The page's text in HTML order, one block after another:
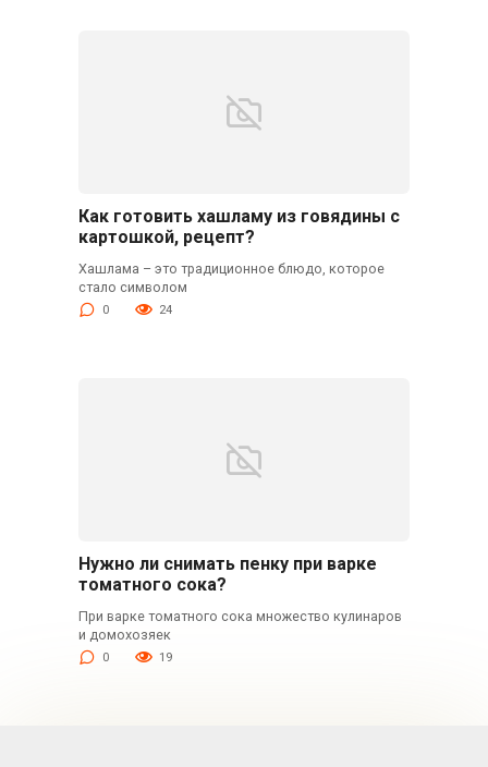
Как готовить хашламу из говядины с
картошкой, рецепт?
Хашлама – это традиционное блюдо, которое
стало символом
0 24
Нужно ли снимать пенку при варке
томатного сока?
При варке томатного сока множество кулинаров
и домохозяек
0 19